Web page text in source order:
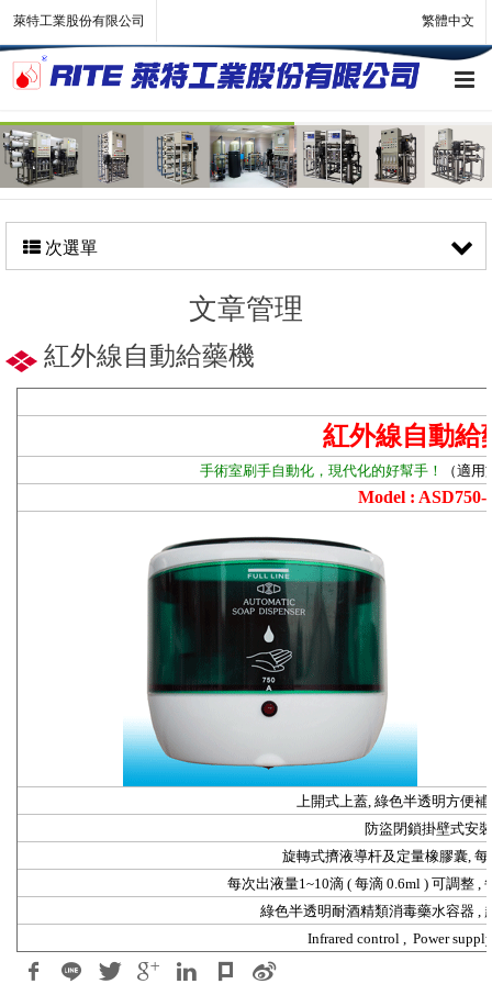
繁體中文
萊特工業股份有限公司
次選單
文章管理
紅外線自動給藥機
紅外線自動給
手術室刷手自動化，現代化的好幫手！ （適
Model : ASD750-
上開式上蓋 , 綠色半透明方便
防盜閉鎖掛壁式安裝
旋轉式擠液導杆及定量橡膠囊 ,
每次出液量1~10滴 ( 每滴 0.6ml ) 可調整 ,
綠色半透明耐酒精類消毒藥水容器
Infrared control , Power